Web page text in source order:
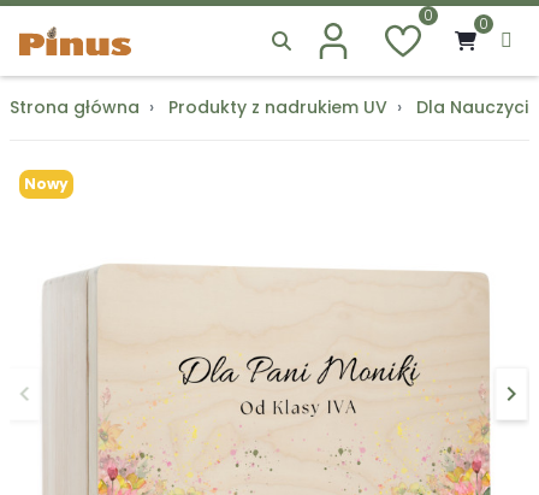
0 0
Strona główna Produkty z nadrukiem UV Dla
Nowy
Poprzedni
keyboard_arrow_left keyboard_arrow_right